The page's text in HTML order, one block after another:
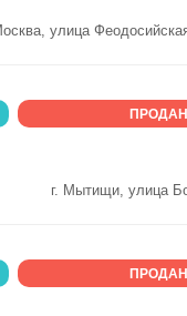
улица
г. Мытищи, улица